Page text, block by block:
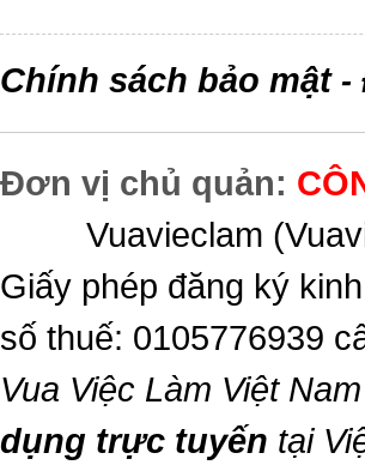
Chính sách bảo mật-
Đơn vị chủ quản:
Vuavieclam
Giấy phép đăng ký
số thuế: 0105776939
Vua Việc Làm Việt Nam
dụng trực tuyến tại